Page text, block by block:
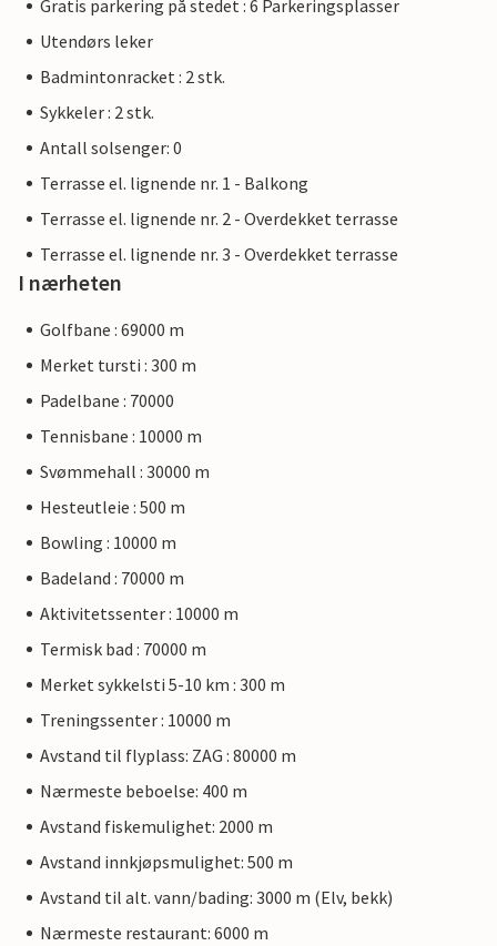
Gratis parkering på stedet : 6 Parkeringsplasser
Utendørs leker
Badmintonracket : 2 stk.
Sykkeler : 2 stk.
Antall solsenger: 0
Terrasse el. lignende nr. 1 - Balkong
Terrasse el. lignende nr. 2 - Overdekket terrasse
Terrasse el. lignende nr. 3 - Overdekket terrasse
I nærheten
Golfbane : 69000 m
Merket tursti : 300 m
Padelbane : 70000
Tennisbane : 10000 m
Svømmehall : 30000 m
Hesteutleie : 500 m
Bowling : 10000 m
Badeland : 70000 m
Aktivitetssenter : 10000 m
Termisk bad : 70000 m
Merket sykkelsti 5-10 km : 300 m
Treningssenter : 10000 m
Avstand til flyplass: ZAG : 80000 m
Nærmeste beboelse: 400 m
Avstand fiskemulighet: 2000 m
Avstand innkjøpsmulighet: 500 m
Avstand til alt. vann/bading: 3000 m (Elv, bekk)
Nærmeste restaurant: 6000 m